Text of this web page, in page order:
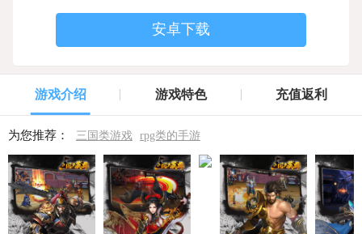
安卓下载
游戏介绍 游戏特色 充值返利
为您推荐： 三国类游戏 rpg类的手游